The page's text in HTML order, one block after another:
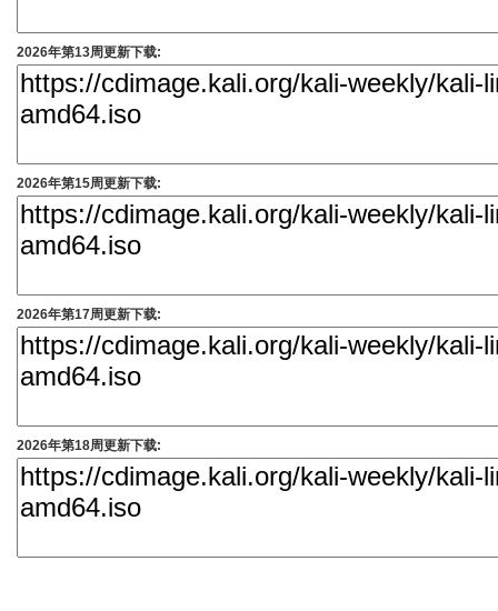
2026年第13周更新下载:
2026年第15周更新下载:
2026年第17周更新下载:
2026年第18周更新下载: